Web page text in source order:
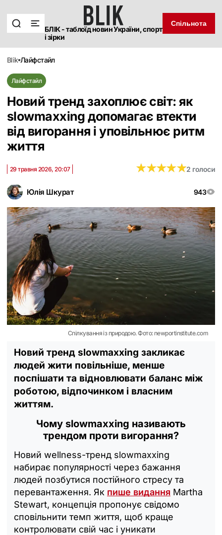
БЛІК - таблоїд новин України, спорт
і зірки
Спільнота
blik лайфстайл
Лайфстайл
Новий тренд захоплює світ: як
slowmaxxing допомагає втекти
від вигорання і уповільнює ритм
життя
Юлія Шкурат 943
29 травня 2026, 20:07 ★★★★★
★★★★★2 голоси
Спілкування із природою. Фото: newportinstitute.com
Новий тренд slowmaxxing закликає
людей жити повільніше, менше
поспішати та відновлювати баланс між
роботою, відпочинком і власним
життям.
Чому slowmaxxing називають
трендом проти вигорання?
Новий wellness-тренд slowmaxxing
набирає популярності через бажання
людей позбутися постійного стресу та
перевантаження. Як пише видання Martha
Stewart, концепція пропонує свідомо
сповільнити темп життя, щоб краще
контролювати свій час і уникати